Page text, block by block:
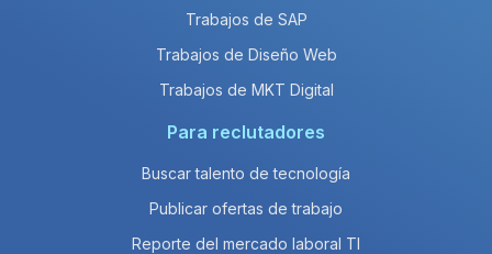
Trabajos de SAP
Trabajos de Diseño Web
Trabajos de MKT Digital
Para reclutadores
Buscar talento de tecnología
Publicar ofertas de trabajo
Reporte del mercado laboral TI